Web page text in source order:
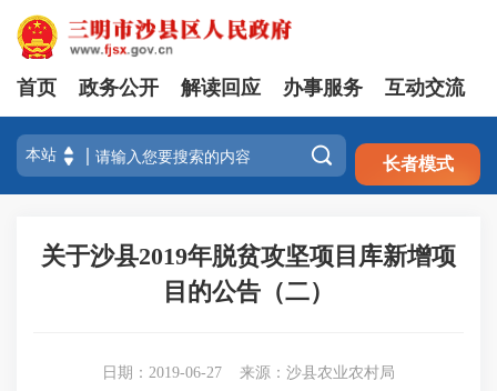
注册 登录
首页 政务公开 解读回应 办事服务 互动交流
 长者模式
关于沙县2019年脱贫攻坚项目库新增项
目的公告（二）
日期：2019-06-27 来源：沙县农业农村局